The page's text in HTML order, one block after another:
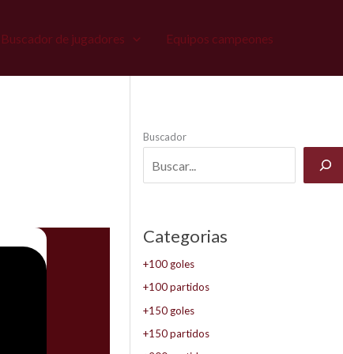
Buscador de jugadores Equipos campeones
Buscador
Categorias
+100 goles
+100 partidos
+150 goles
+150 partidos